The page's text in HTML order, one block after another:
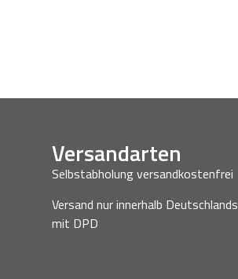
Versandarten
Selbstabholung versandkostenfrei
Versand nur innerhalb Deutschlands
mit DPD